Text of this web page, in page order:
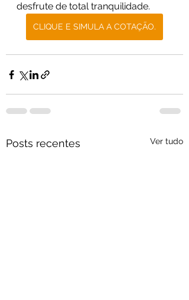
desfrute de total tranquilidade.
CLIQUE E SIMULA A COTAÇÃO.
Posts recentes Ver tudo